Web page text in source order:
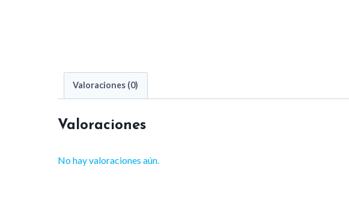
Valoraciones (0)
Valoraciones
No hay valoraciones aún.